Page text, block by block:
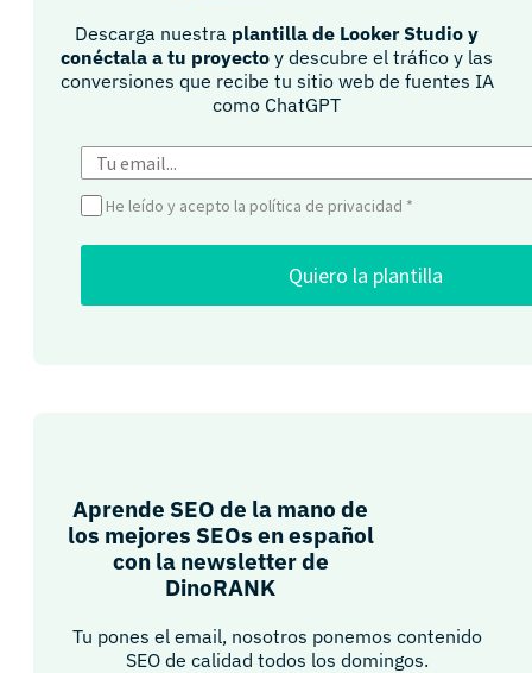
Descarga nuestra plantilla de Looker Studio y
conéctala a tu proyecto y descubre el tráfico y las
conversiones que recibe tu sitio web de fuentes IA
como ChatGPT​
He leído y acepto la política de privacidad *
Quiero la plantilla
Aprende SEO de la mano de
los mejores SEOs en español
con la newsletter de
DinoRANK
Tu pones el email, nosotros ponemos contenido
SEO de calidad todos los domingos.